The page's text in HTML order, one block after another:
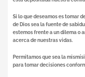
Si lo que deseamos es tomar
de Dios sea la fuente de
estemos frente a un dilema o
acerca de nuestras vidas.
Permitamos que sea la
para tomar decisiones